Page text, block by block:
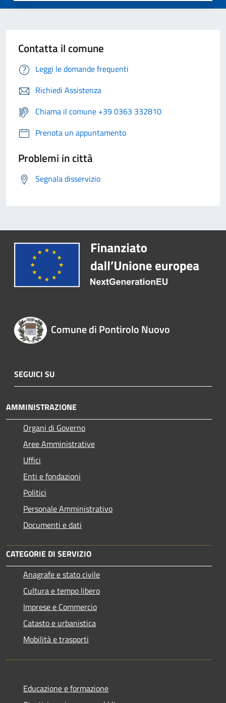
Contatta il comune
Leggi le domande frequenti
Richiedi Assistenza
Chiama il comune +39 0363 332810
Prenota un appuntamento
Problemi in città
Segnala disservizio
Comune di Pontirolo Nuovo
SEGUICI SU
AMMINISTRAZIONE
Organi di Governo
Aree Amministrative
Uffici
Enti e fondazioni
Politici
Personale Amministrativo
Documenti e dati
CATEGORIE DI SERVIZIO
Anagrafe e stato civile
Cultura e tempo libero
Imprese e Commercio
Catasto e urbanistica
Mobilità e trasporti
Educazione e formazione